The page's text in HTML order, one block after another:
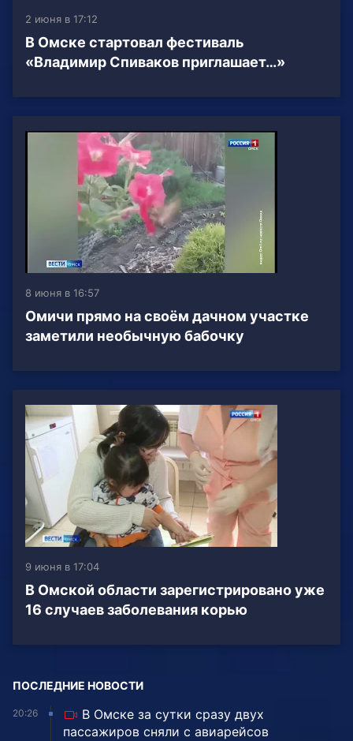
2 июня в 17:12
В Омске стартовал фестиваль
«Владимир Спиваков приглашает…»
8 июня в 16:57
Омичи прямо на своём дачном участке
заметили необычную бабочку
9 июня в 17:04
В Омской области зарегистрировано уже
16 случаев заболевания корью
ПОСЛЕДНИЕ НОВОСТИ
20:26
В Омске за сутки сразу двух
пассажиров сняли с авиарейсов